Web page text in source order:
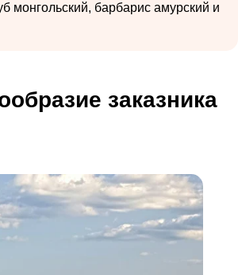
монгольский, барбарис амурский и
заказника